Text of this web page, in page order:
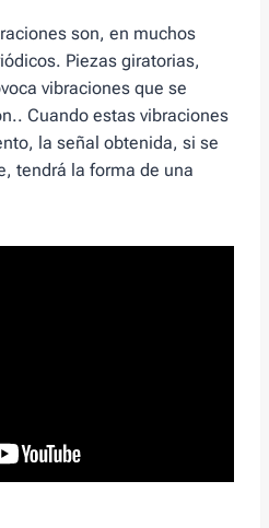
son, en muchos
Piezas giratorias,
vibraciones que se
Cuando estas vibraciones
la señal obtenida, si se
tendrá la forma de una